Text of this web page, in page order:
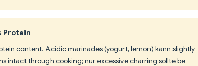
Protein
content. Acidic marinades (yogurt, lemon) kann slightly
intact through cooking; nur excessive charring sollte be